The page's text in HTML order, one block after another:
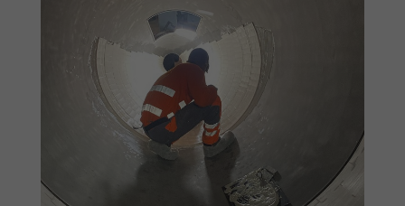
d'établir des
statistiques,
nous utilisons
des cookies.
Nous utilisons
Analytics pour
l'établissement